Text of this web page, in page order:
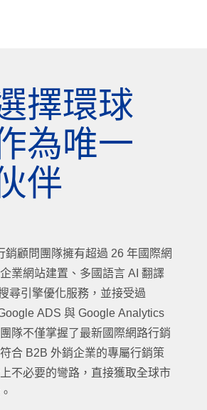
擇環球
為唯一
伴
銷顧問團隊擁有超過 26 年國際網
業網站建置、多國語言 AI 翻譯
尋引擎優化服務，並接受過
ADS 與 Google Analytics
隊不僅掌握了最新國際網路行銷
合 B2B 外銷企業的專屬行銷策
不必要的彎路，直接獲取全球市